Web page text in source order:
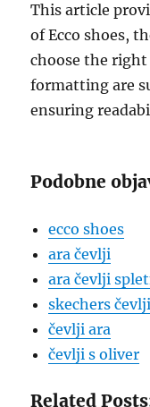
This article
of Ecco shoes,
choose the
formatting are
ensuring
Podobne
ecco shoes
ara čevlji
ara čevlji
skechers čevlji
čevlji ara
čevlji s oliver
Related